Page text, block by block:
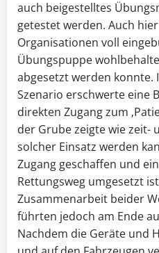
auch beigestelltes
getestet werden. Auch
Organisationen voll
Übungspuppe
abgesetzt werden
Szenario erschwerte eine
direkten Zugang zum
der Grube zeigte wie zeit-
solcher Einsatz werden
Zugang geschaffen und
Rettungsweg umgesetzt
Zusammenarbeit beider
führten jedoch am Ende
Nachdem die Geräte und